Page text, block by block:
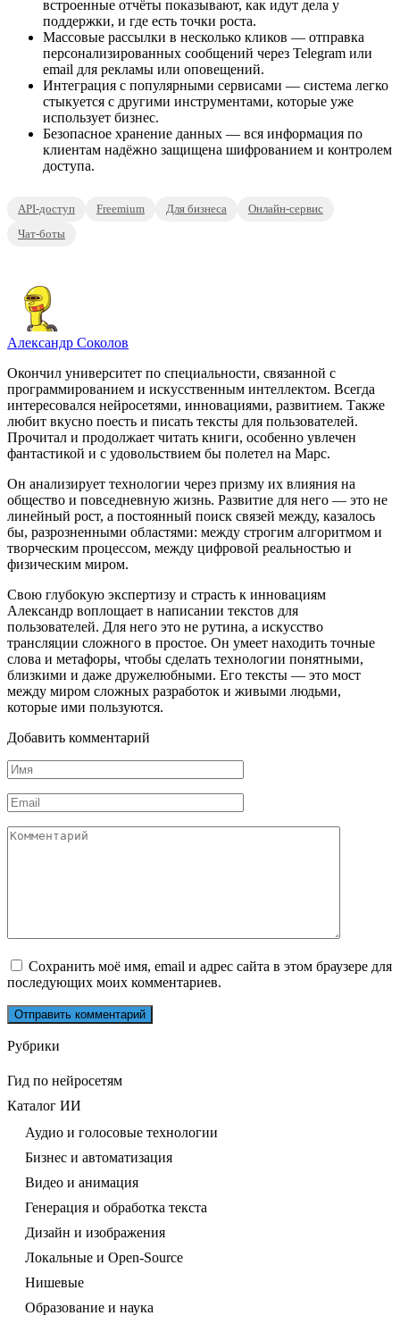
встроенные отчёты показывают, как идут дела у
поддержки, и где есть точки роста.
Массовые рассылки в несколько кликов — отправка
персонализированных сообщений через Telegram или
email для рекламы или оповещений.
Интеграция с популярными сервисами — система легко
стыкуется с другими инструментами, которые уже
использует бизнес.
Безопасное хранение данных — вся информация по
клиентам надёжно защищена шифрованием и контролем
доступа.
API-доступ Freemium Для бизнеса
Онлайн-сервис
Чат-боты
Александр Соколов
Окончил университет по специальности, связанной с
программированием и искусственным интеллектом. Всегда
интересовался нейросетями, инновациями, развитием. Также
любит вкусно поесть и писать тексты для пользователей.
Прочитал и продолжает читать книги, особенно увлечен
фантастикой и с удовольствием бы полетел на Марс.
Он анализирует технологии через призму их влияния на
общество и повседневную жизнь. Развитие для него — это не
линейный рост, а постоянный поиск связей между, казалось
бы, разрозненными областями: между строгим алгоритмом и
творческим процессом, между цифровой реальностью и
физическим миром.
Свою глубокую экспертизу и страсть к инновациям
Александр воплощает в написании текстов для
пользователей. Для него это не рутина, а искусство
трансляции сложного в простое. Он умеет находить точные
слова и метафоры, чтобы сделать технологии понятными,
близкими и даже дружелюбными. Его тексты — это мост
между миром сложных разработок и живыми людьми,
которые ими пользуются.
Добавить комментарий
Имя
*
Email
*
Комментарий
Сохранить моё имя, email и адрес сайта в этом браузере для
последующих моих комментариев.
Рубрики
Гид по нейросетям
Каталог ИИ
Аудио и голосовые технологии
Бизнес и автоматизация
Видео и анимация
Генерация и обработка текста
Дизайн и изображения
Локальные и Open-Source
Нишевые
Образование и наука